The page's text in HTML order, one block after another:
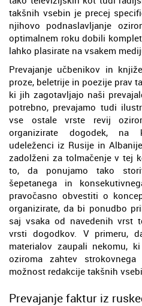
takšnih vsebin je precej
njihovo podnaslavljanje
optimalnem roku dobili
lahko plasirate na vsakem
Prevajanje učbenikov in
proze, beletrije in poezije prav
ki jih zagotavljajo naši
potrebno, prevajamo tudi
vse ostale vrste revij
organizirate dogodek, na
udeleženci iz Rusije in
zadolženi za tolmačenje v tej
to, da ponujamo tako
šepetanega in
pravočasno obvestiti o
organizirate, da bi ponudbo
saj vsaka od navedenih vrst
vrsti dogodkov. V primeru,
materialov zaupali nekomu,
oziroma zahtev
možnost redakcije takšnih
Prevajanje faktur iz